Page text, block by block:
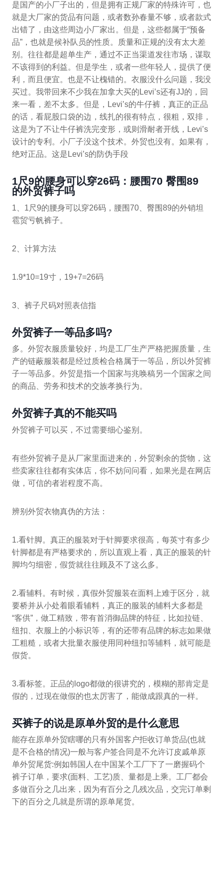
是国产的小厂子出的，但是拥有正规厂家的特殊许可，也
就是大厂家的货品有问题，或者数孙春量不够，或者款式
出错了，由这些周边小厂家出。但是，这些都属于“预备
品”，也就是候补队员的性质。质量和正规的没有太大差
别。往往都是超单生产，通过不正当渠道发往市场，谋取
不该得到的利益。但是学生，或者一些年轻人，提供了便
利，而且便宜。也是不让槐错的。衣服没什么问题，我没
买过。我带回来不少我在加拿大买的Levi’s还有JJ的，回
来一看，差不太多。但是，Levi’s的牛仔裤，真正的正品
的话，看屁股口袋的边，线扎的很有特点，很粗，双排，
这是为了不让牛仔裤洗完变形，或则滑耐者开线，Levi’s
设计的专利。小厂子没这个技术。外贸也没有。如果有，
绝对正品。这是Levi’s的防伪手段
1尺9的腰身可以穿26码：腰围70 臀围89
的外贸裤子吗
1、1尺9的腰身可以穿26码，腰围70、臀围89的外销坦
雹贸亏帆裤子。
2、计算方法
1.9*10=19寸，19+7=26码
3、裤子尺码对照表信指
外贸裤子一等品多吗?
多。外贸衣服质量较好，均是工厂生产严格把握质量，生
产的链蔽服装都是经过质检合格属于一等品，所以外贸裤
子一等品多。外贸是指一个国家与兆唤稿另一个国家之间
的商品、劳务和技术的交族孝换行为。
外贸裤子真的不能买吗
外贸裤子可以买，不过需要细心鉴别。
有些外贸裤子是从厂家里面进来的，外贸剩余的货物，这
些卖家往往都有实体店，你不妨问问看，如果光是在网店
做，可信的者岩程度不高。
辨别外贸衣物真伪的方法：
1.看针脚。真正的服装对于针脚要求很高，每英寸有多少
针脚都是有严格要求的，所以直观上看，真正的服装的针
脚均匀细密，假货就往往顾及不了这么多。
2.看辅料。有时候，真假外贸服装在面料上难于区分，就
要桥并从小处着眼看辅料，真正的服装的辅料大多都是
“客供”，做工精致，带有首消御品牌的特征，比如拉链、
纽扣、衣服上的小标识等，有的还带有品牌的标志如果做
工粗糙，或者大批量衣服使用同种纽扣等辅料，就可能是
假货。
3.看标签。正品的logo都做的很讲究的，模糊的那肯定是
假的，过现在做假的也太厉害了，能做成跟真的一样。
买裤子的说是原单外贸的是什么意思
能存在原单外贸瞎哪的只有外国客户拒收订单货品(也就
是不合格的情况)一般与客户签合同是不允许订皮戚单原
单外贸尾货:例如韩国人在中国某个工厂下了一磨握码个
裤子订单，要求(面料、工艺)质、量都是上乘。工厂都会
多做百分之几出来，因为有百分之几残次品，交完订单剩
下的百分之几就是所谓的原单尾货。